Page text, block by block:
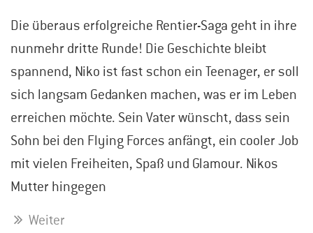
Die überaus erfolgreiche Rentier-Saga geht in ihre
nunmehr dritte Runde! Die Geschichte bleibt
spannend, Niko ist fast schon ein Teenager, er soll
sich langsam Gedanken machen, was er im Leben
erreichen möchte. Sein Vater wünscht, dass sein
Sohn bei den Flying Forces anfängt, ein cooler Job
mit vielen Freiheiten, Spaß und Glamour. Nikos
Mutter hingegen
Weiter